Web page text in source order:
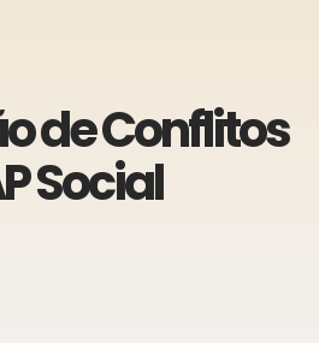
de Conflitos
Social